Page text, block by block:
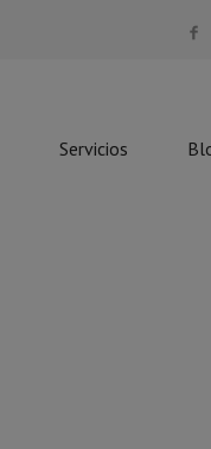
Servicios